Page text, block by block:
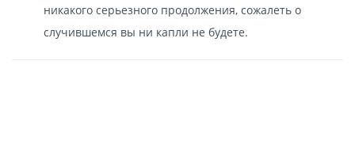
никакого серьезного продолжения, сожалеть о
случившемся вы ни капли не будете.